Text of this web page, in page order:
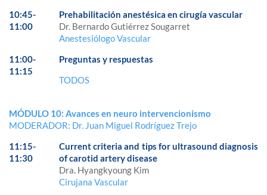
10:45-
11:00
Prehabilitación anestésica en cirugía vascular
Dr. Bernardo Gutiérrez Sougarret
Anestesiólogo Vascular
11:00-
11:15
Preguntas y respuestas
TODOS
MÓDULO 10: Avances en neuro intervencionismo
MODERADOR: Dr. Juan Miguel Rodríguez Trejo
11:15-
11:30
Current criteria and tips for ultrasound diagnosis
of carotid artery disease
Dra. Hyangkyoung Kim
Cirujana Vascular